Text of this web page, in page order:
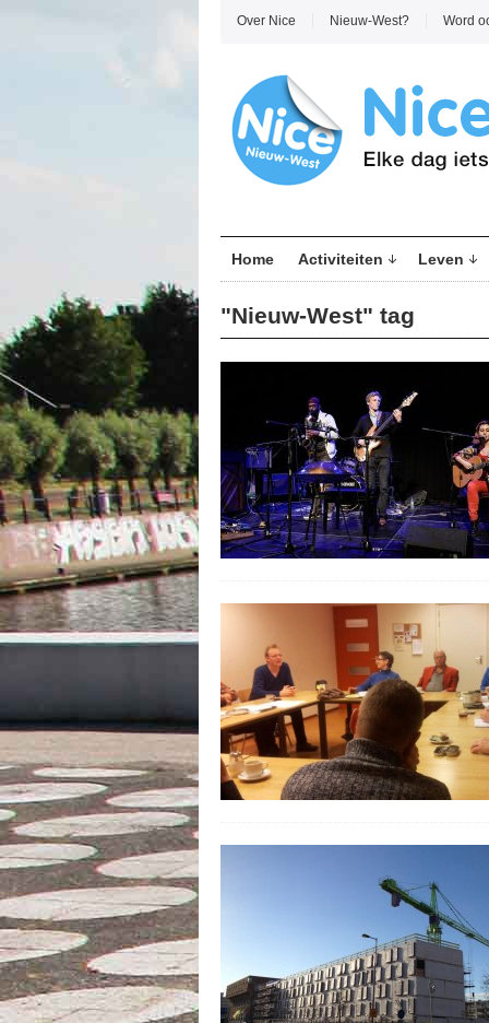
Over Nice Nieuw-West? Word
Home Activiteiten Leven
"Nieuw-West" tag